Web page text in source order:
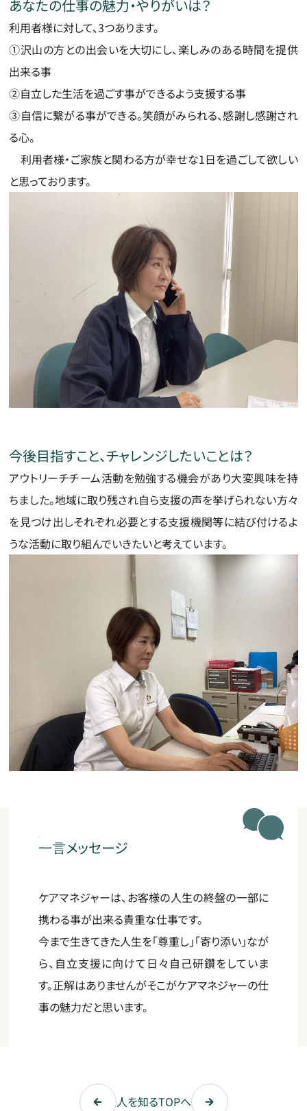
あなたの仕事の魅力・やりがいは？
利用者様に対して、3つあります。
①沢山の方との出会いを大切にし、楽しみのある時間を提供
出来る事
②自立した生活を過ごす事ができるよう支援する事
③自信に繋がる事ができる。笑顔がみられる、感謝し感謝され
る心。
利用者様・ご家族と関わる方が幸せな1日を過ごして欲しい
と思っております。
今後目指すこと、チャレンジしたいことは？
アウトリーチチーム活動を勉強する機会があり大変興味を持
ちました。地域に取り残され自ら支援の声を挙げられない方々
を見つけ出しそれぞれ必要とする支援機関等に結び付けるよ
うな活動に取り組んでいきたいと考えています。
一言メッセージ
ケアマネジャーは、お客様の人生の終盤の一部に
携わる事が出来る貴重な仕事です。
今まで生きてきた人生を「尊重し」「寄り添い」なが
ら、自立支援に向けて日々自己研鑽をしていま
す。正解はありませんがそこがケアマネジャーの仕
事の魅力だと思います。
人を知るTOPへ